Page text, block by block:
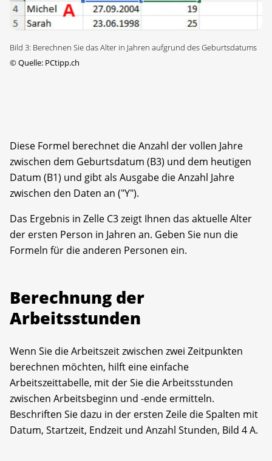
Bild 3: Berechnen Sie das Alter in Jahren aufgrund des Geburtsdatums
©Quelle: PCtipp.ch
Diese Formel berechnet die Anzahl der vollen Jahre
zwischen dem Geburtsdatum (B3) und dem heutigen
Datum (B1) und gibt als Ausgabe die Anzahl Jahre
zwischen den Daten an ("Y").
Das Ergebnis in Zelle C3 zeigt Ihnen das aktuelle Alter
der ersten Person in Jahren an. Geben Sie nun die
Formeln für die anderen Personen ein.
Berechnung der
Arbeitsstunden
Wenn Sie die Arbeitszeit zwischen zwei Zeitpunkten
berechnen möchten, hilft eine ein­fache
Arbeitszeittabelle, mit der Sie die Arbeitsstunden
zwischen Arbeitsbeginn und -ende ermitteln.
Beschriften Sie dazu in der ersten Zeile die Spalten mit
Datum, Startzeit, Endzeit und Anzahl Stunden, Bild 4 A.